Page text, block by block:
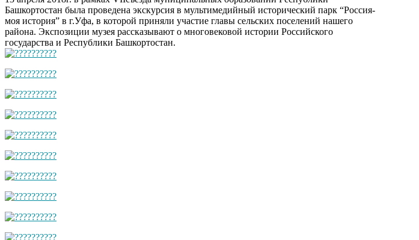
Башкортостан была проведена экскурсия в мультимедийный исторический парк “Россия-
моя история” в г.Уфа, в которой приняли участие главы сельских поселений нашего
района. Экспозиции музея рассказывают о многовековой истории Российского
государства и Республики Башкортостан.